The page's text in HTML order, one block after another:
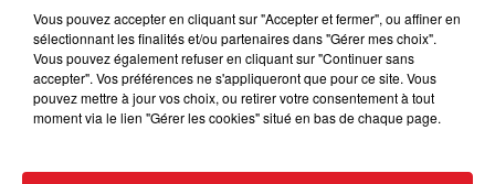
FILS D'ACTUS
Vous pouvez accepter en cliquant sur "Accepter et fermer", ou affiner en
sélectionnant les finalités et/ou partenaires dans "Gérer mes choix".
Vous pouvez également refuser en cliquant sur "Continuer sans
accepter". Vos préférences ne s'appliqueront que pour ce site. Vous
pouvez mettre à jour vos choix, ou retirer votre consentement à tout
moment via le lien "Gérer les cookies" situé en bas de chaque page.